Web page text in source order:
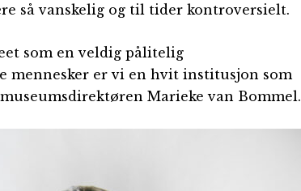
så vanskelig og til tider kontroversielt.
som en veldig pålitelig
mennesker er vi en hvit institusjon som
Marieke van Bommel.